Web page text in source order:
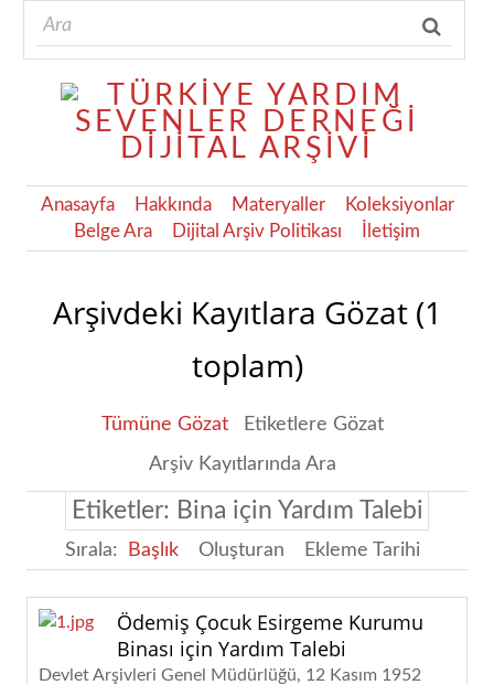
Anasayfa Hakkında Materyaller
Koleksiyonlar
Belge Ara
Dijital Arşiv Politikası İletişim
Arşivdeki Kayıtlara Gözat (1
toplam)
Tümüne Gözat
Etiketlere Gözat
Arşiv Kayıtlarında Ara
Etiketler: Bina için Yardım Talebi
Sırala: Başlık Oluşturan Ekleme Tarihi
Ödemiş Çocuk Esirgeme Kurumu
Binası için Yardım Talebi
Devlet Arşivleri Genel Müdürlüğü 12 Kasım 1952